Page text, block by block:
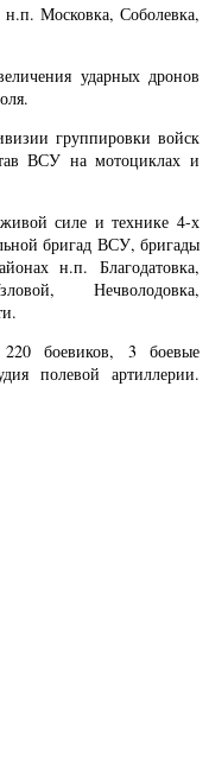
н.п. Московка, Соболевка,
ударных дронов
группировки войск
ВСУ на мотоциклах и
силе и технике 4-х
бригад ВСУ, бригады
н.п. Благодатовка,
Нечволодовка,
боевиков, 3 боевые
полевой артиллерии.